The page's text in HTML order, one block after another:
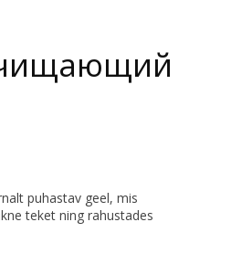
puhastav geel, mis
teket ning rahustades